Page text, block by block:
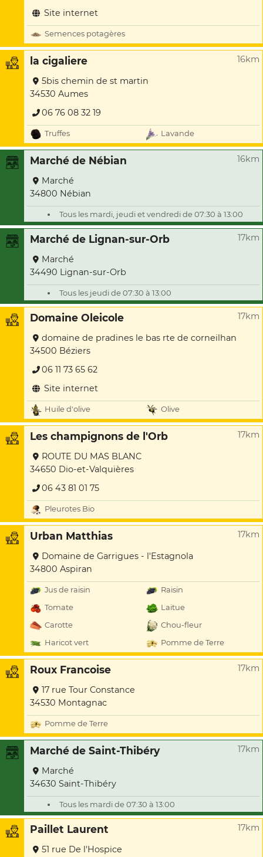
Site internet
Semences potagères
la cigaliere 16km
5bis chemin de st martin
34530 Aumes
06 76 08 32 19
Truffes Lavande
Marché de Nébian 16km
Marché
34800 Nébian
Tous les mardi, jeudi et vendredi de 07:30 à 13:00
Marché de Lignan-sur-Orb 17km
Marché
34490 Lignan-sur-Orb
Tous les jeudi de 07:30 à 13:00
Domaine Oleicole 17km
domaine de pradines le bas rte de corneilhan
34500 Béziers
06 11 73 65 62
Site internet
Huile d'olive Olive
Les champignons de l'Orb 17km
ROUTE DU MAS BLANC
34650 Dio-et-Valquières
06 43 81 01 75
Pleurotes Bio
Urban Matthias 17km
Domaine de Garrigues - l'Estagnola
34800 Aspiran
Jus de raisin
Raisin
Tomate
Laitue
Carotte
Chou-fleur
Haricot vert
Pomme de Terre
Roux Francoise 17km
17 rue Tour Constance
34530 Montagnac
Pomme de Terre
Marché de Saint-Thibéry 17km
Marché
34630 Saint-Thibéry
Tous les mardi de 07:30 à 13:00
Paillet Laurent 17km
51 rue De l'Hospice